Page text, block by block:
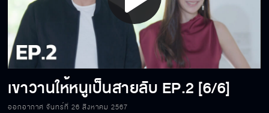
Play
Video
เขาวานให้หนูเป็นสายลับ EP.2 [6/6]
ออกอากาศ จันทร์ที่ 26 สิงหาคม 2567
เขาวานให้หนูเป็นสายลับ EP.2[1/6]